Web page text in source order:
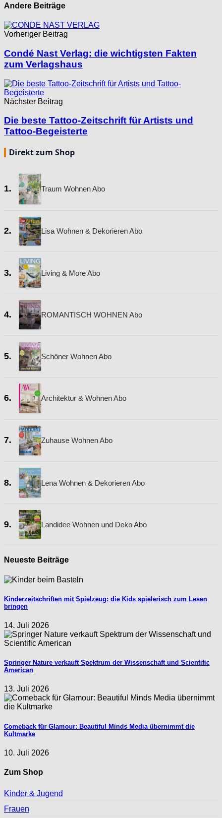
Andere Beiträge
Vorheriger Beitrag
Condé Nast Verlag: die wichtigsten Fakten
zum Verlagshaus
Nächster Beitrag
Die beste Tattoo-Zeitschrift für Artists und
Tattoo-Begeisterte
Direkt zum Shop
1. Traum Wohnen Abo
2. Lisa Wohnen & Dekorieren Abo
3. Living & More Abo
4. ROMANTISCH WOHNEN Abo
5. Schöner Wohnen Abo
6. Architektur & Wohnen Abo
7. Zuhause Wohnen Abo
8. Lena Wohnen & Dekorieren Abo
9. Landidee Wohnen und Deko Abo
Neueste Beiträge
Kinderzeitschriften mit Spielzeug: die Kids spielerisch zum Lesen
bringen
14. Juli 2026
Springer Nature verkauft Spektrum der Wissenschaft und Scientific
American
13. Juli 2026
Comeback für Glamour: Beautiful Minds Media übernimmt die
Kultmarke
10. Juli 2026
Zum Shop
Kinder & Jugend
Frauen